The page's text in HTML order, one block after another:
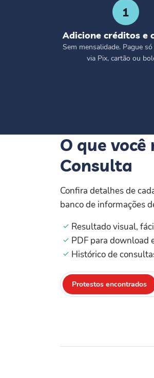
1
Adicione créditos e
Sem mensalidade. Pague
via Pix, cartão ou
O que você
Consulta
Confira detalhes de
banco de informações
Resultado visual,
PDF para download
Histórico de
Protestos encontrados